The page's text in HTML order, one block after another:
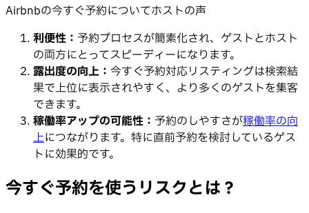
Airbnbの今すぐ予約についてホストの声
利便性： 予約プロセスが簡素化され、ゲストとホスト
の両方にとってスピーディーになります。
露出度の向上： 今すぐ予約対応リスティングは検索結
果で上位に表示されやすく、より多くのゲストを集客
できます。
稼働率アップの可能性： 予約のしやすさが稼働率の向
上につながります。特に直前予約を検討しているゲス
トに効果的です。
今すぐ予約を使うリスクとは？